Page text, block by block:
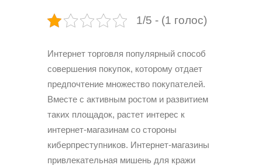
1/5 - (1 голос)
Интернет торговля популярный способ
совершения покупок, которому отдает
предпочтение множество покупателей.
Вместе с активным ростом и развитием
таких площадок, растет интерес к
интернет-магазинам со стороны
киберпреступников. Интернет-магазины
привлекательная мишень для кражи